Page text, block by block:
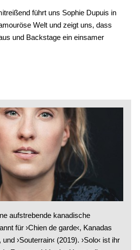
führt uns Sophie Dupuis in
Welt und zeigt uns, dass
und Backstage ein einsamer
aufstrebende kanadische
für ›Chien de garde‹, Kanadas
›Souterrain‹ (2019). ›Solo‹ ist ihr